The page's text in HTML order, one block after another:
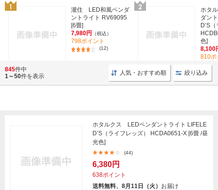
瀧住 LED和風ペンダ
ントライト RV69095
[6畳]
7,980円
（税込）
798ポイント
(12)
ホタ
ダン
D’S
色]
8,100
810ポ
845件中
1～50件を表示 人気・おすすめ順 絞り込み
ホタルクス LEDペンダントライト LIFELE
D’S（ライフレッズ） HCDA0651-X [6畳 /昼
光色]
(44)
6,380円
638ポイント
送料無料、8月11日（火） お届け